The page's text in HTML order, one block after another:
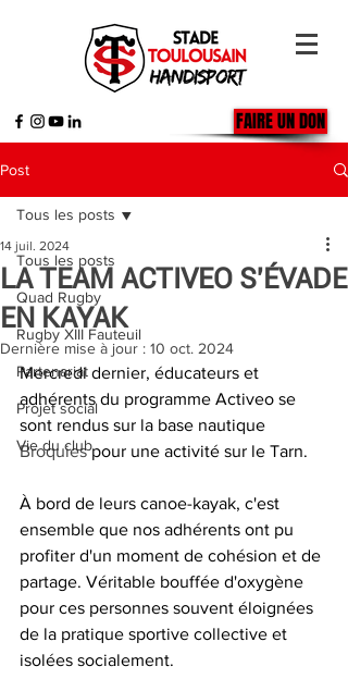
FAIRE UN DON
Post
Tous les posts
Quad Rugby
Rugby XIII Fauteuil
Partenariat
Projet social
Vie du club
Tous les posts
LA TEAM ACTIVEO S'ÉVADE
EN KAYAK
14 juil. 2024
Dernière mise à jour : 10 oct. 2024
Mercredi dernier, éducateurs et
adhérents du programme Activeo se
sont rendus sur la base nautique
Broquies pour une activité sur le Tarn.
À bord de leurs canoe-kayak, c'est
ensemble que nos adhérents ont pu
profiter d'un moment de cohésion et de
partage. Véritable bouffée d'oxygène
pour ces personnes souvent éloignées
de la pratique sportive collective et
isolées socialement.